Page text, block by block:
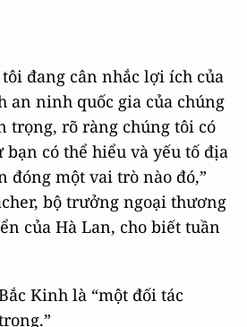
đang cân nhắc lợi ích của
an ninh quốc gia của chúng
trọng, rõ ràng chúng tôi có
có thể hiểu và yếu tố địa
đóng một vai trò nào đó,”
bộ trưởng ngoại thương
của Hà Lan, cho biết tuần
Kinh là “một đối tác